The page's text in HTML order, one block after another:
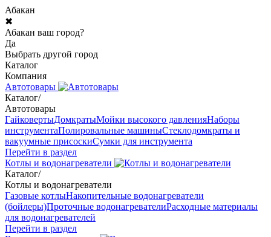
Абакан
✖
Абакан ваш город?
Да
Выбрать другой город
Каталог
Компания
Автотовары
Каталог/
Автотовары
ГайковертыДомкратыМойки высокого давленияНаборы
инструментаПолировальные машиныСтеклодомкраты и
вакуумные присоскиСумки для инструмента
Перейти в раздел
Котлы и водонагреватели
Каталог/
Котлы и водонагреватели
Газовые котлыНакопительные водонагреватели
(бойлеры)Проточные водонагревателиРасходные материалы
для водонагревателей
Перейти в раздел